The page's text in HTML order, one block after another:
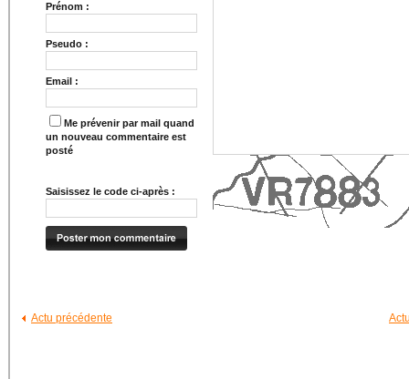
Prénom :
Pseudo :
Email :
Me prévenir par mail quand
un nouveau commentaire est
posté
Saisissez le code ci-après :
Actu précédente